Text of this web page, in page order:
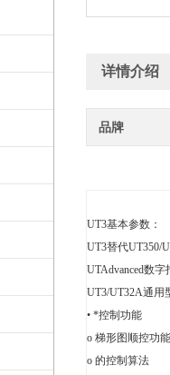
详情介绍
品牌
UT3基本参数：
UT3替代UT350/
UTAdvanced数
UT3/UT32A通用
• *控制功能
o 梯形图顺控功能
o 的控制算法